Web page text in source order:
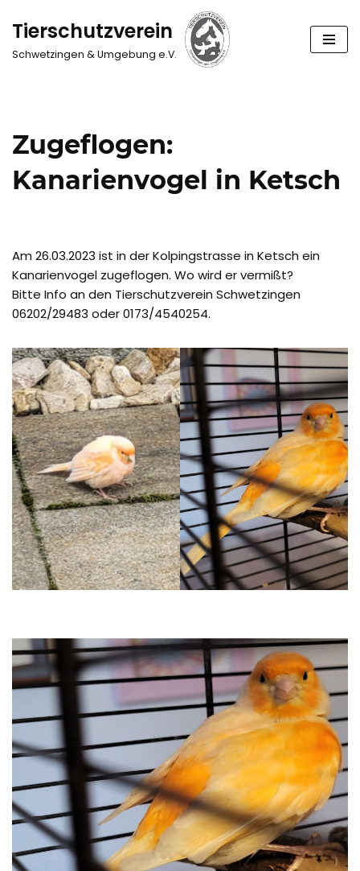
Zum
Inhalt
Tierschutzverein
Schwetzingen & Umgebung e.V.
Zugeflogen:
Kanarienvogel in Ketsch
Am 26.03.2023 ist in der Kolpingstrasse in Ketsch ein
Kanarienvogel zugeflogen. Wo wird er vermißt?
Bitte Info an den Tierschutzverein Schwetzingen
06202/29483 oder 0173/4540254.